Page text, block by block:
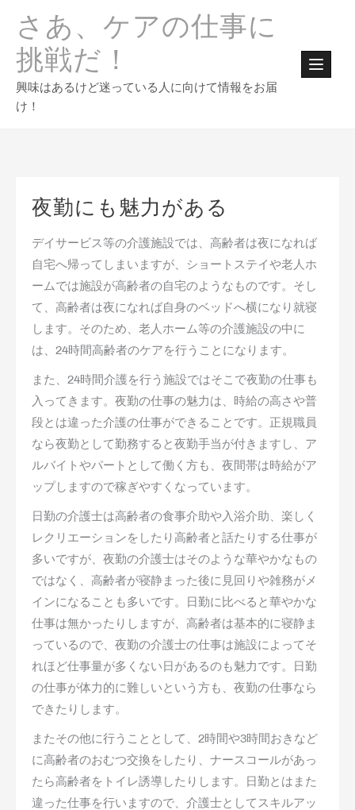
content
さあ、ケアの仕事に
挑戦だ！
興味はあるけど迷っている人に向けて情報をお届
け！
夜勤にも魅力がある
デイサービス等の介護施設では、高齢者は夜になれば
自宅へ帰ってしまいますが、ショートステイや老人ホ
ームでは施設が高齢者の自宅のようなものです。そし
て、高齢者は夜になれば自身のベッドへ横になり就寝
します。そのため、老人ホーム等の介護施設の中に
は、24時間高齢者のケアを行うことになります。
また、24時間介護を行う施設ではそこで夜勤の仕事も
入ってきます。夜勤の仕事の魅力は、時給の高さや普
段とは違った介護の仕事ができることです。正規職員
なら夜勤として勤務すると夜勤手当が付きますし、ア
ルバイトやパートとして働く方も、夜間帯は時給がア
ップしますので稼ぎやすくなっています。
日勤の介護士は高齢者の食事介助や入浴介助、楽しく
レクリエーションをしたり高齢者と話たりする仕事が
多いですが、夜勤の介護士はそのような華やかなもの
ではなく、高齢者が寝静まった後に見回りや雑務がメ
インになることも多いです。日勤に比べると華やかな
仕事は無かったりしますが、高齢者は基本的に寝静ま
っているので、夜勤の介護士の仕事は施設によってそ
れほど仕事量が多くない日があるのも魅力です。日勤
の仕事が体力的に難しいという方も、夜勤の仕事なら
できたりします。
またその他に行うこととして、2時間や3時間おきなど
に高齢者のおむつ交換をしたり、ナースコールがあっ
たら高齢者をトイレ誘導したりします。日勤とはまた
違った仕事を行いますので、介護士としてスキルアッ